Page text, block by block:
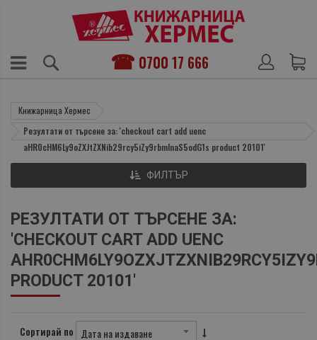
0700 17 666
Книжарница Хермес
Резултати от търсене за: 'checkout cart add uenc
aHR0cHM6Ly9oZXJtZXNib29rcy5iZy9rbmlnaS5odG1s product 20101'
РЕЗУЛТАТИ ОТ ТЪРСЕНЕ ЗА:
'CHECKOUT CART ADD UENC
PRODUCT 20101'
Сортирай по
ФИЛТЪР